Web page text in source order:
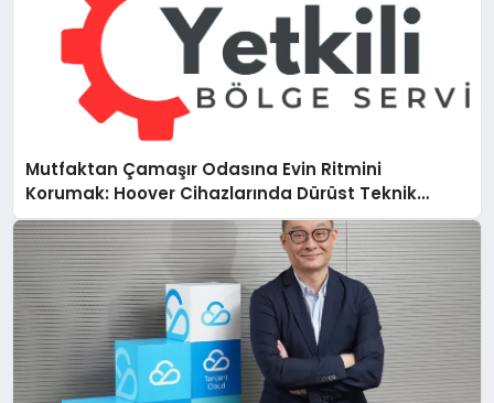
Mutfaktan Çamaşır Odasına Evin Ritmini
Korumak: Hoover Cihazlarında Dürüst Teknik
Destek Deneyimi